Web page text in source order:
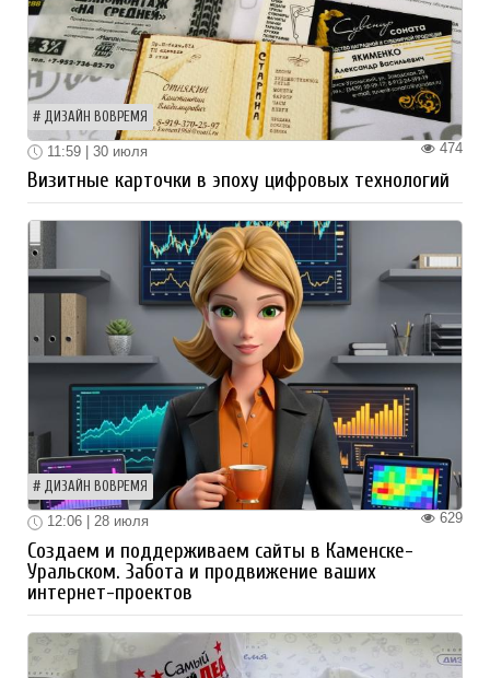
ДИЗАЙН ВОВРЕМЯ
474
11:59 | 30 июля
Визитные карточки в эпоху цифровых технологий
ДИЗАЙН ВОВРЕМЯ
629
12:06 | 28 июля
Создаем и поддерживаем сайты в Каменске-
Уральском. Забота и продвижение ваших
интернет-проектов